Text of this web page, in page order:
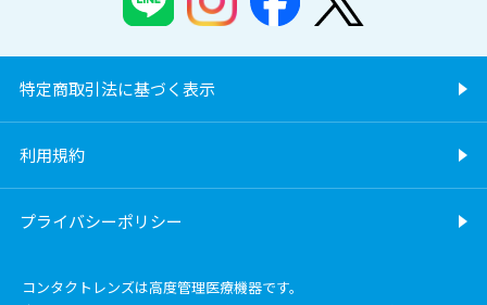
特定商取引法に基づく表示
利用規約
プライバシーポリシー
コンタクトレンズは高度管理医療機器です。